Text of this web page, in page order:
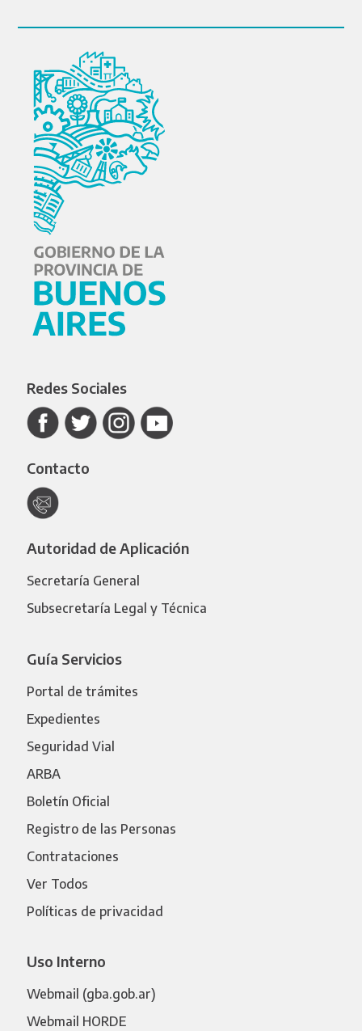
Redes Sociales
Contacto
Autoridad de Aplicación
Secretaría General
Subsecretaría Legal y Técnica
Guía Servicios
Portal de trámites
Expedientes
Seguridad Vial
ARBA
Boletín Oficial
Registro de las Personas
Contrataciones
Ver Todos
Políticas de privacidad
Uso Interno
Webmail (gba.gob.ar)
Webmail HORDE